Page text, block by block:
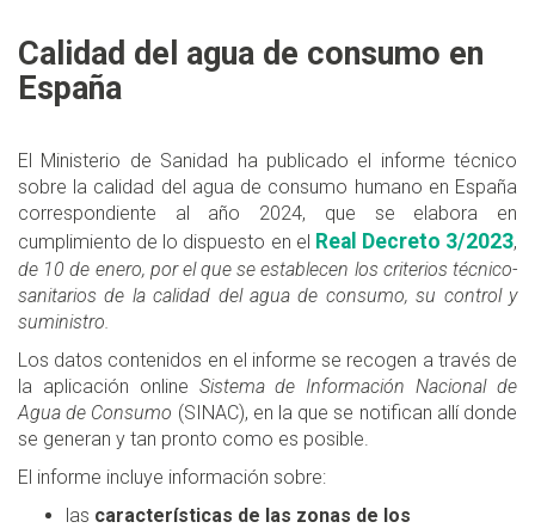
Calidad del agua de consumo en
España
El Ministerio de Sanidad ha publicado el informe técnico
sobre la calidad del agua de consumo humano en España
correspondiente al año 2024, que se elabora en
cumplimiento de lo dispuesto en el Real Decreto 3/2023,
de 10 de enero, por el que se establecen los criterios técnico-
sanitarios de la calidad del agua de consumo, su control y
suministro.
Los datos contenidos en el informe se recogen a través de
la aplicación online Sistema de Información Nacional de
Agua de Consumo (SINAC), en la que se notifican allí donde
se generan y tan pronto como es posible.
El informe incluye información sobre:
las características de las zonas de los